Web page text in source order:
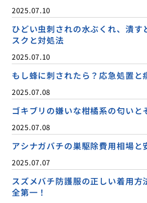
2025.07.10
ひどい虫刺されの水ぶくれ、潰す
スクと対処法
2025.07.10
もし蜂に刺されたら？応急処置と
2025.07.08
ゴキブリの嫌いな柑橘系の匂いと
2025.07.08
アシナガバチの巣駆除費用相場と
2025.07.07
スズメバチ防護服の正しい着用方
全第一！